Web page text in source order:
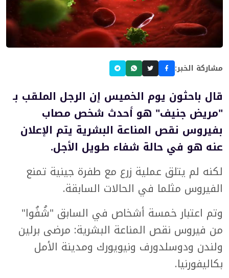
مشاركة الخبر:
قال باحثون يوم الخميس إن الرجل الملقب بـ
"مريض جنيف" هو أحدث شخص مصاب
بفيروس نقص المناعة البشرية يتم الإعلان
عنه هو في حالة شفاء طويل الأجل.
لكنه لم يتلق عملية زرع مع طفرة جينية تمنع
الفيروس مثلما في الحالات السابقة.
وتم اعتبار خمسة أشخاص في السابق "شُفُوا"
من فيروس نقص المناعة البشرية: مرضى برلين
ولندن ودوسلدورف ونيويورك ومدينة الأمل
بكاليفورنيا.